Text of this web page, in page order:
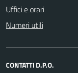
Uffici e orari
Numeri utili
CONTATTI D.P.O.